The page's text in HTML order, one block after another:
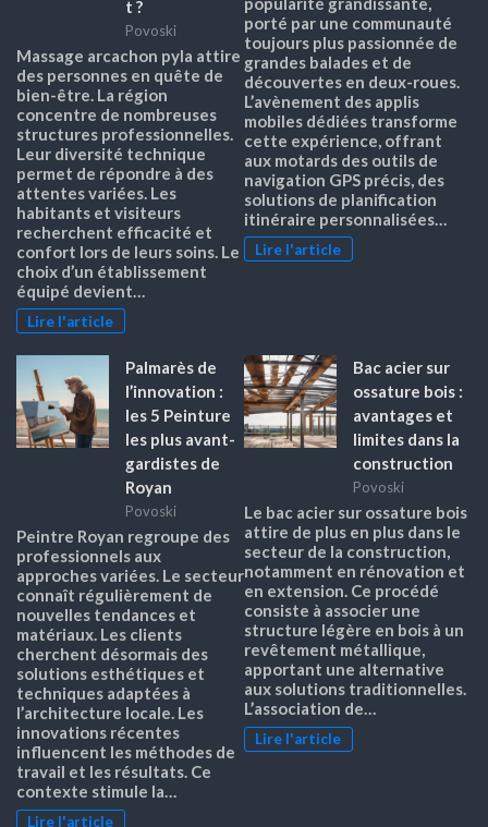
t ?
Povoski
Massage arcachon pyla attire
des personnes en quête de
bien-être. La région
concentre de nombreuses
structures professionnelles.
Leur diversité technique
permet de répondre à des
attentes variées. Les
habitants et visiteurs
recherchent efficacité et
confort lors de leurs soins. Le
choix d’un établissement
équipé devient…
Lire l'article
porté par une communauté
toujours plus passionnée de
grandes balades et de
découvertes en deux-roues.
L’avènement des applis
mobiles dédiées transforme
cette expérience, offrant
aux motards des outils de
navigation GPS précis, des
solutions de planification
itinéraire personnalisées…
Lire l'article
Palmarès de
l’innovation :
les 5 Peinture
les plus avant-
gardistes de
Royan
Povoski
Peintre Royan regroupe des
professionnels aux
approches variées. Le secteur
connaît régulièrement de
nouvelles tendances et
matériaux. Les clients
cherchent désormais des
solutions esthétiques et
techniques adaptées à
l’architecture locale. Les
innovations récentes
influencent les méthodes de
travail et les résultats. Ce
contexte stimule la…
Lire l'article
Bac acier sur
ossature bois :
avantages et
limites dans la
construction
Povoski
Le bac acier sur ossature bois
attire de plus en plus dans le
secteur de la construction,
notamment en rénovation et
en extension. Ce procédé
consiste à associer une
structure légère en bois à un
revêtement métallique,
apportant une alternative
aux solutions traditionnelles.
L’association de…
Lire l'article